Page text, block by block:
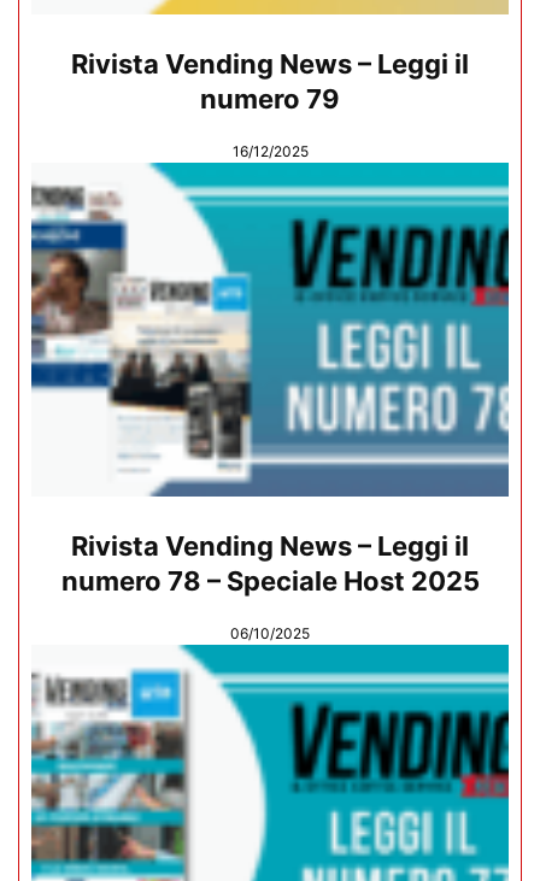
Rivista Vending News – Leggi il
numero 79
16/12/2025
Rivista Vending News – Leggi il
numero 78 – Speciale Host 2025
06/10/2025